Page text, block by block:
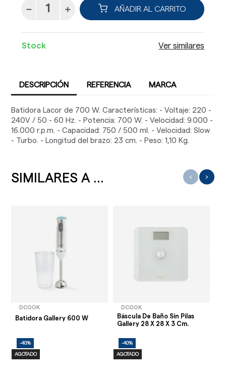
AÑADIR AL CARRITO
Stock Ver similares
DESCRIPCIÓN REFERENCIA MARCA
Batidora Lacor de 700 W. Características: - Voltaje: 220 -
240V / 50 - 60 Hz. - Potencia: 700 W. - Velocidad: 9.000 -
16.000 r.p.m. - Capacidad: 750 / 500 ml. - Velocidad: Slow
- Turbo. - Longitud del brazo: 23 cm. - Peso: 1,10 Kg.
SIMILARES A ...
DCOOK
Batidora Gallery 600 W
-40%
AGOTADO
DCOOK
Báscula De Baño Sin Pilas
Gallery 28 X 28 X 3 Cm.
-40%
AGOTADO
‹ ›